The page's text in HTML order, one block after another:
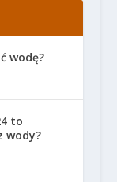
wodę?
to
wody?